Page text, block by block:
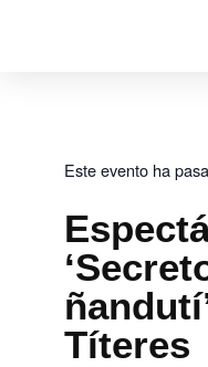
Este evento ha
Títeres